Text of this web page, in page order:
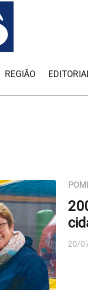
REGIÃO
20/